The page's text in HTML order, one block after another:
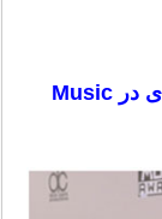
پوشش های مختلف هنرمندان هالیوودی در Music